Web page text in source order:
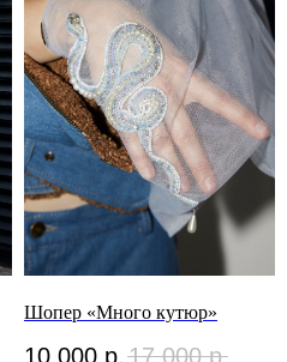
Шопер «Много кутюр»
10 000 р. 17 000 р.